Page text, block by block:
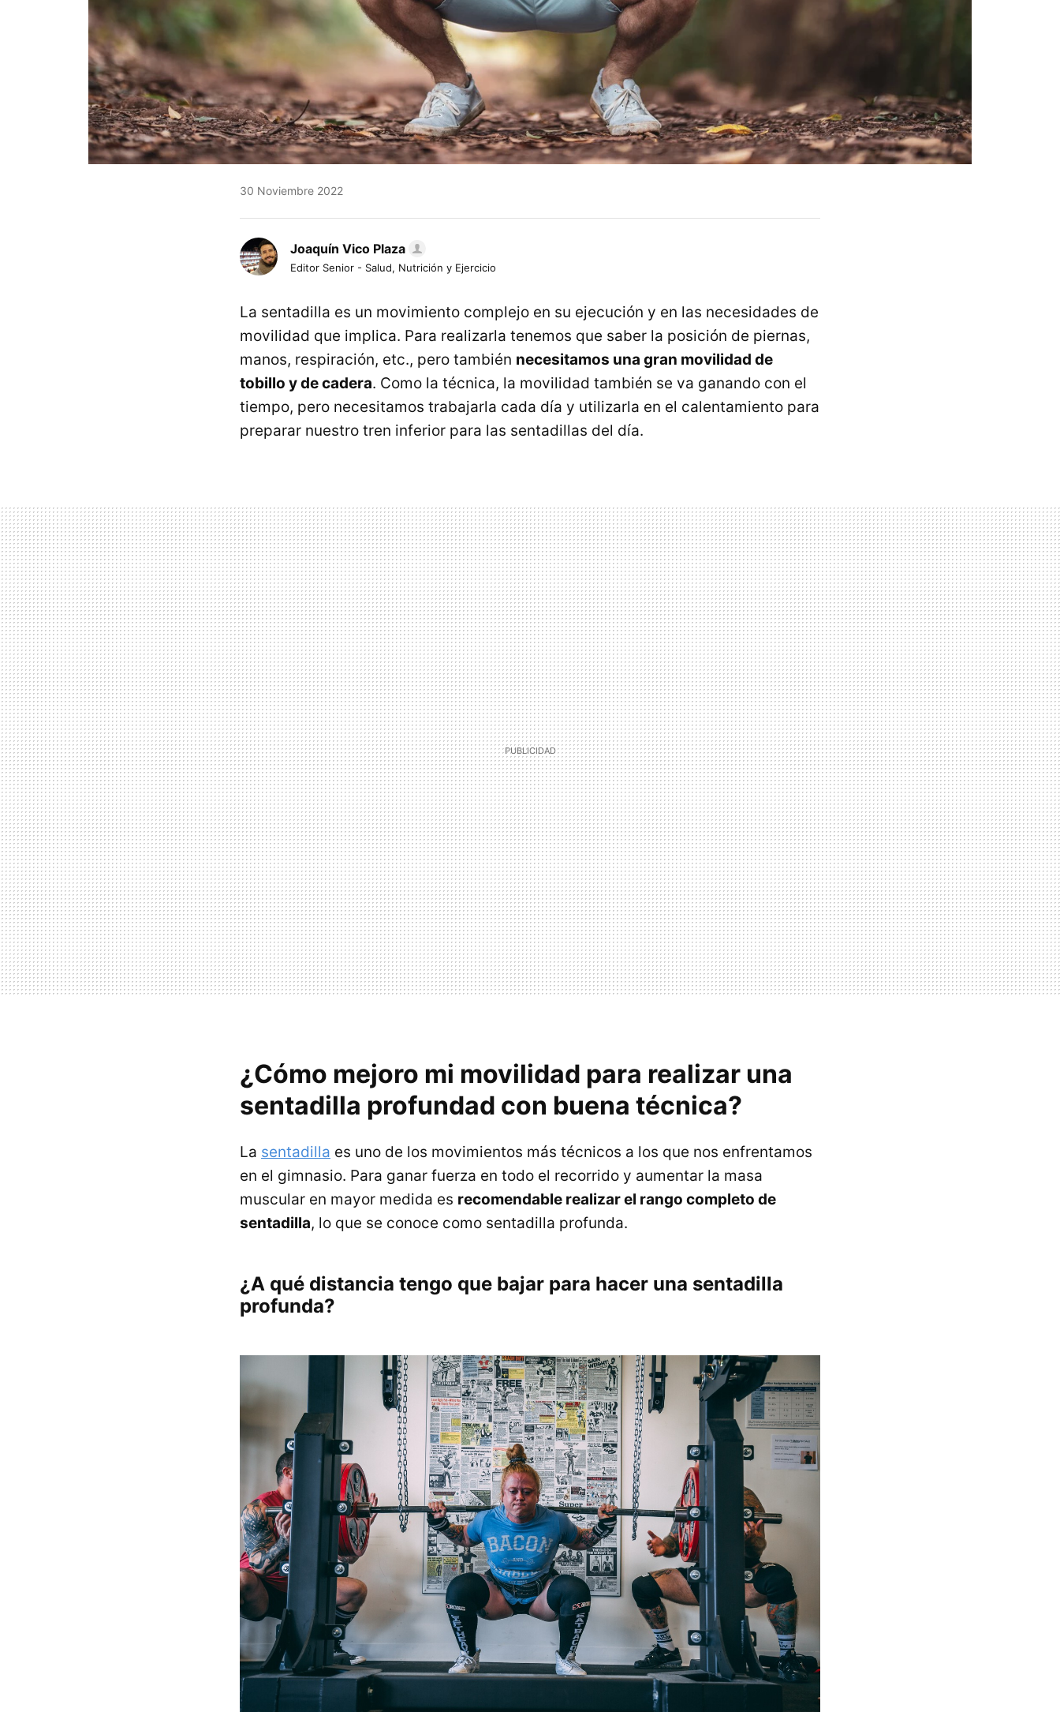
30 Noviembre 2022
Joaquín Vico Plaza
Editor Senior - Salud, Nutrición y Ejercicio
La sentadilla es un movimiento complejo en su ejecución y en las necesidades de
movilidad que implica. Para realizarla tenemos que saber la posición de piernas,
manos, respiración, etc., pero también necesitamos una gran movilidad de
tobillo y de cadera. Como la técnica, la movilidad también se va ganando con el
tiempo, pero necesitamos trabajarla cada día y utilizarla en el calentamiento para
preparar nuestro tren inferior para las sentadillas del día.
¿Cómo mejoro mi movilidad para realizar una
sentadilla profundad con buena técnica?
La sentadilla es uno de los movimientos más técnicos a los que nos enfrentamos
en el gimnasio. Para ganar fuerza en todo el recorrido y aumentar la masa
muscular en mayor medida es recomendable realizar el rango completo de
sentadilla, lo que se conoce como sentadilla profunda.
¿A qué distancia tengo que bajar para hacer una sentadilla
profunda?